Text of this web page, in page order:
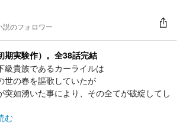
説のフォロワー
期実験作）。全38話完結
級貴族であるカーライルは
世の春を謳歌していたが
突如湧いた事により、その全てが破綻してし
む